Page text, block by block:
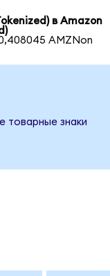
в Amazon
AMZNon
товарные знаки